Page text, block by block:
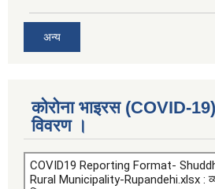
अन्य
कोरोना भाइरस (COVID-
विवरण ।